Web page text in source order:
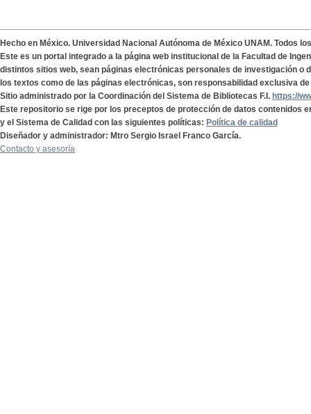
Hecho en México. Universidad Nacional Autónoma de México UNAM. Todos
Este es un portal integrado a la página web institucional de la Facultad de
distintos sitios web, sean páginas electrónicas personales de investigación o
los textos como de las páginas electrónicas, son responsabilidad exclusiva
Sitio administrado por la Coordinación del Sistema de Bibliotecas F.I. https://
Este repositorio se rige por los preceptos de protección de datos contenidos
y el Sistema de Calidad con las siguientes políticas: Política de calidad
Diseñador y administrador: Mtro Sergio Israel Franco García.
Contacto y asesoría